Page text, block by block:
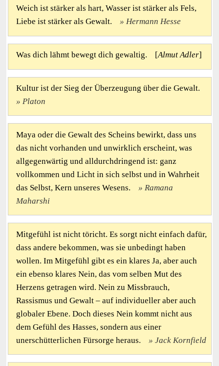
Weich ist stärker als hart, Wasser ist stärker als Fels,
Liebe ist stärker als Gewalt.
Hermann Hesse
Was dich lähmt bewegt dich gewaltig. [Almut Adler]
Kultur ist der Sieg der Überzeugung über die Gewalt.
Platon
Maya oder die Gewalt des Scheins bewirkt, dass uns
das nicht vorhanden und unwirklich erscheint, was
allgegenwärtig und alldurchdringend ist: ganz
vollkommen und Licht in sich selbst und in Wahrheit
das Selbst, Kern unseres Wesens.
Ramana
Maharshi
Mitgefühl ist nicht töricht. Es sorgt nicht einfach dafür,
dass andere bekommen, was sie unbedingt haben
wollen. Im Mitgefühl gibt es ein klares Ja, aber auch
ein ebenso klares Nein, das vom selben Mut des
Herzens getragen wird. Nein zu Missbrauch,
Rassismus und Gewalt – auf individueller aber auch
globaler Ebene. Doch dieses Nein kommt nicht aus
dem Gefühl des Hasses, sondern aus einer
unerschütterlichen Fürsorge heraus.
Jack Kornfield